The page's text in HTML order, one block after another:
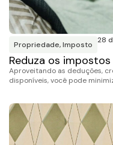
Propriedade,Imposto 28
Reduza os
Aproveitando as deduções,
disponíveis, você pode